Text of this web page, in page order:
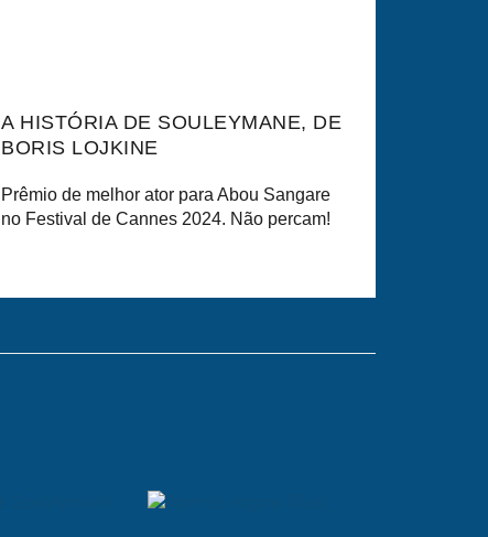
A HISTÓRIA DE SOULEYMANE, DE
BORIS LOJKINE
Prêmio de melhor ator para Abou Sangare
no Festival de Cannes 2024. Não percam!